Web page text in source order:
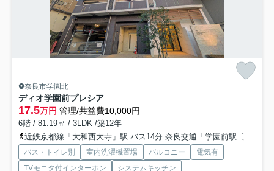
奈良市学園北
ディオ学園前プレシア
17.5万円 管理/共益費10,000円
6階 / 81.19㎡ / 3LDK /築12年
近鉄京都線「大和西大寺」駅 バス14分 奈良交通「学園前駅〔南〕」 停歩5分
バス・トイレ別 室内洗濯機置場 バルコニー
電気有
TVモニタ付インターホン
システムキッチン